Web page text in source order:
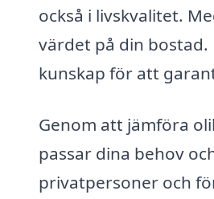
också i livskvalitet.
värdet på din
kunskap för att
Genom att jämföra
passar dina behov
privatpersoner och